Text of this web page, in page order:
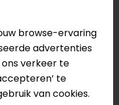
browse-ervaring
advertenties
verkeer te
te
van cookies.